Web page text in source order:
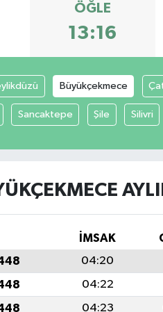
ÖĞLE
13:16
Büyükçekmece
Sancaktepe Şile Silivri
İMSAK
04:20
04:22
04:23